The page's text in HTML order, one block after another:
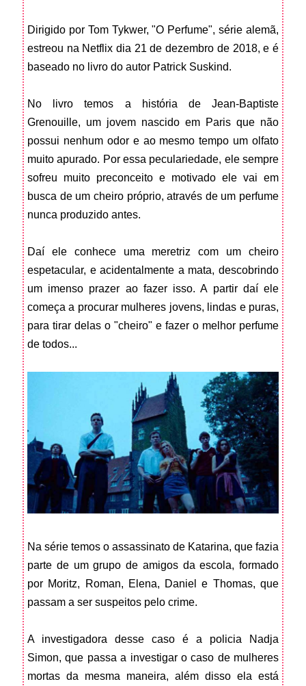
Dirigido por Tom Tykwer, "O Perfume", série alemã,
estreou na Netflix dia 21 de dezembro de 2018, e é
baseado no livro do autor Patrick Suskind.
No livro temos a história de Jean-Baptiste
Grenouille, um jovem nascido em Paris que não
possui nenhum odor e ao mesmo tempo um olfato
muito apurado. Por essa peculariedade, ele sempre
sofreu muito preconceito e motivado ele vai em
busca de um cheiro próprio, através de um perfume
nunca produzido antes.
Daí ele conhece uma meretriz com um cheiro
espetacular, e acidentalmente a mata, descobrindo
um imenso prazer ao fazer isso. A partir daí ele
começa a procurar mulheres jovens, lindas e puras,
para tirar delas o "cheiro" e fazer o melhor perfume
de todos...
Na série temos o assassinato de Katarina, que fazia
parte de um grupo de amigos da escola, formado
por Moritz, Roman, Elena, Daniel e Thomas, que
passam a ser suspeitos pelo crime.
A investigadora desse caso é a policia Nadja
Simon, que passa a investigar o caso de mulheres
mortas da mesma maneira, além disso ela está